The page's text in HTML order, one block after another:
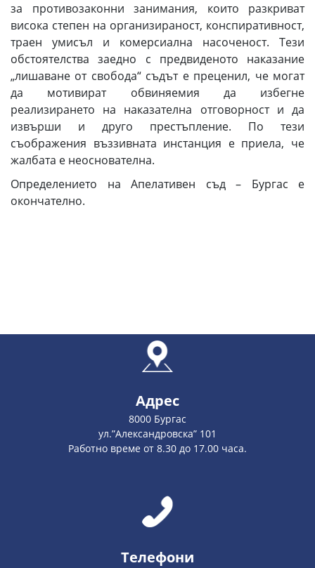
за противозаконни занимания, които разкриват
висока степен на организираност, конспиративност,
траен умисъл и комерсиална насоченост. Тези
обстоятелства заедно с предвиденото наказание
„лишаване от свобода“ съдът е преценил, че могат
да мотивират обвиняемия да избегне
реализирането на наказателна отговорност и да
извърши и друго престъпление. По тези
съображения въззивната инстанция е приела, че
жалбата е неоснователна.
Определението на Апелативен съд – Бургас е
окончателно.
Адрес
8000 Бургас
ул.”Александровска” 101
Работно време от 8.30 до 17.00 часа.
Телефони